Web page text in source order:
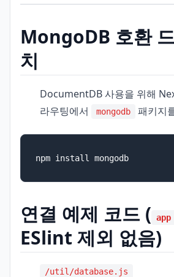
MongoDB 호환
치
DocumentDB 사용을 위해
라우팅에서
mongodb 패키지
npm install mongodb
연결 예제 코드 ( app
ESlint 제외 없음)
/util/database.js